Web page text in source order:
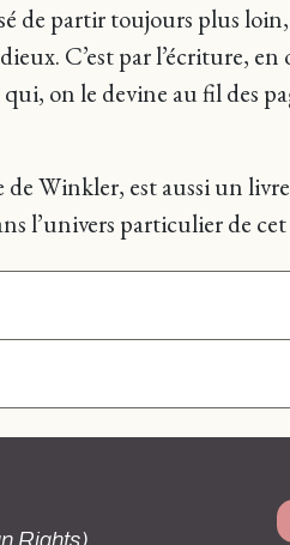
de partir toujours plus loin,
C’est par l’écriture,
on le devine au fil des
Winkler, est aussi un
l’univers particulier de
Rights)